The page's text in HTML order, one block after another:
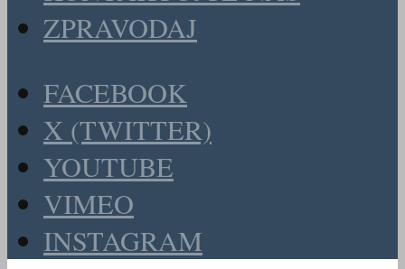
ZPRAVODAJ
FACEBOOK
X (TWITTER)
YOUTUBE
VIMEO
INSTAGRAM